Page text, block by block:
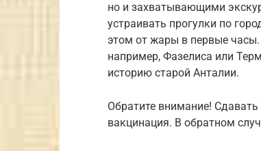
но и захватывающими
устраивать прогулки по
этом от жары в первые часы.
например, Фазелиса или
историю старой Анталии.
Обратите внимание!
вакцинация. В обратном